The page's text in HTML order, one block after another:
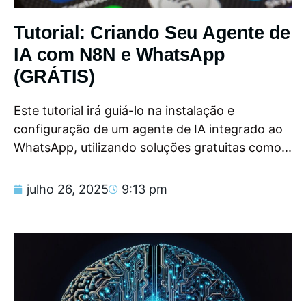
Tutorial: Criando Seu Agente de
IA com N8N e WhatsApp
(GRÁTIS)
Este tutorial irá guiá-lo na instalação e
configuração de um agente de IA integrado ao
WhatsApp, utilizando soluções gratuitas como...
julho 26, 2025 9:13 pm